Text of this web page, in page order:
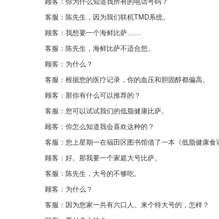
客服：陈先生，因为我们联机TMD系统。
顾客：我想要一个海鲜比萨……
客服：陈先生，海鲜比萨不适合您。
顾客：为什么？
客服：根据您的医疗记录，你的血压和胆固醇都偏高。
顾客：那你有什么可以推荐的？
客服：您可以试试我们的低脂健康比萨。
顾客：你怎么知道我会喜欢这种的？
客服：您上星期一在福田区图书馆借了一本《低脂健康食
顾客：好。那我要一个家庭大号比萨。
客服：陈先生，大号的不够吃。
顾客：为什么？
客服：因为您家一共有六口人。来个特大号的，怎样？